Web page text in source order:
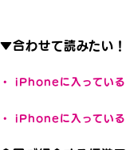
▼合わせて読みたい
・ iPhoneに入っている
・ iPhoneに入っている